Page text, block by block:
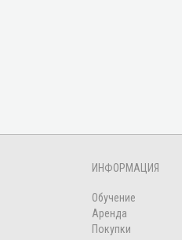
ИНФОРМАЦИЯ
Обучение
Аренда
Покупки